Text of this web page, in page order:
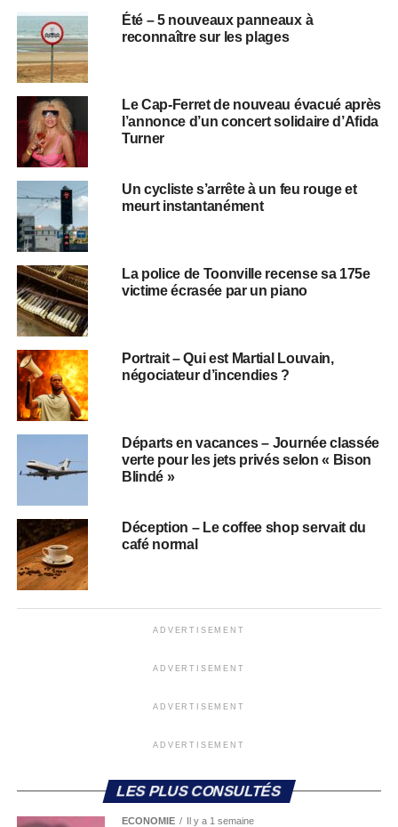
Été – 5 nouveaux panneaux à
reconnaître sur les plages
Le Cap-Ferret de nouveau évacué après
l’annonce d’un concert solidaire d’Afida
Turner
Un cycliste s’arrête à un feu rouge et
meurt instantanément
La police de Toonville recense sa 175e
victime écrasée par un piano
Portrait – Qui est Martial Louvain,
négociateur d’incendies ?
Départs en vacances – Journée classée
verte pour les jets privés selon « Bison
Blindé »
Déception – Le coffee shop servait du
café normal
ADVERTISEMENT
ADVERTISEMENT
ADVERTISEMENT
ADVERTISEMENT
LES PLUS CONSULTÉS
ECONOMIE Il y a 1 semaine